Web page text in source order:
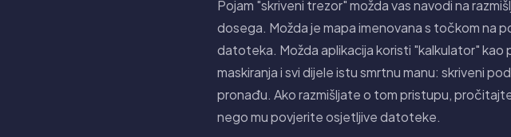
Pojam "skriveni trezor" možda vas navodi na
dosega. Možda je mapa imenovana s točkom na
datoteka. Možda aplikacija koristi "kalkulator" kao
maskiranja i svi dijele istu smrtnu manu: skriveni
pronađu. Ako razmišljate o tom pristupu,
nego mu povjerite osjetljive datoteke.